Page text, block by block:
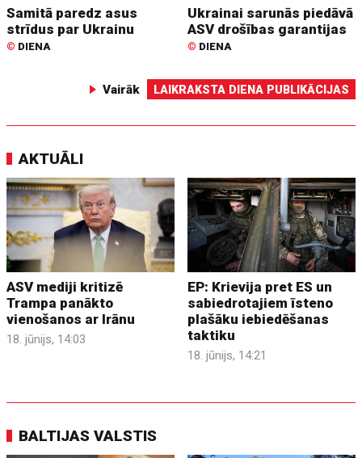
Samitā paredz asus
strīdus par Ukrainu
© DIENA
Ukrainai sarunās piedāvā
ASV drošības garantijas
© DIENA
Vairāk LAIKRAKSTA DIENA PUBLIKĀCIJAS
AKTUĀLI
ASV mediji kritizē
Trampa panākto
vienošanos ar Irānu
18. jūnijs, 14:03
EP: Krievija pret ES un
sabiedrotajiem īsteno
plašāku iebiedēšanas
taktiku
18. jūnijs, 14:21
BALTIJAS VALSTIS